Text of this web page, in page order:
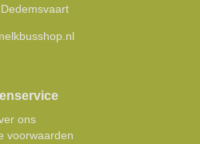
ons
voorwaarden